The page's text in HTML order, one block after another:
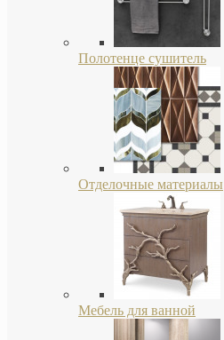
Полотенце сушитель
Отделочные материалы
Мебель для ванной